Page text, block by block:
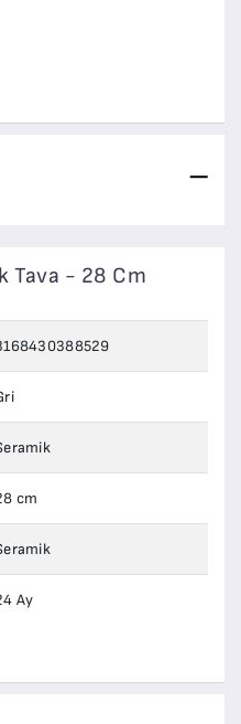
Tava - 28 Cm
cm
Ay